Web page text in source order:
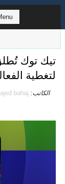
لتغطية
الكاتب: bahaj